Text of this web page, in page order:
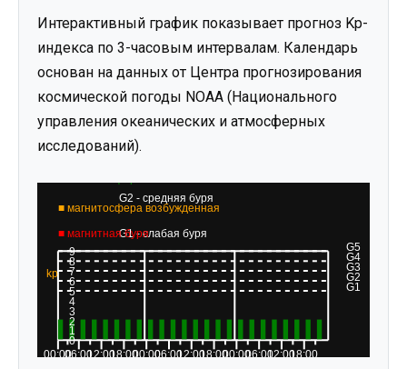
Интерактивный график показывает прогноз Kp-
индекса по 3-часовым интервалам. Календарь
основан на данных от Центра прогнозирования
космической погоды NOAA (Национального
управления океанических и атмосферных
исследований).